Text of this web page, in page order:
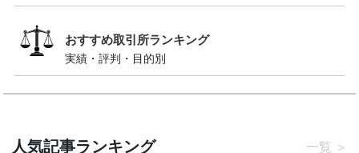
おすすめ取引所ランキング
実績・評判・目的別
人気記事ランキング 一覧